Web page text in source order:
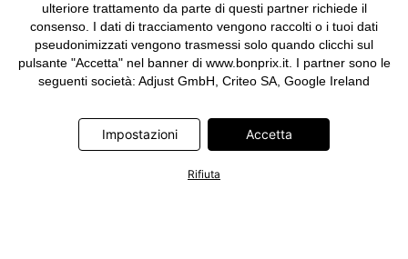
ulteriore trattamento da parte di questi partner richiede il
consenso. I dati di tracciamento vengono raccolti o i tuoi dati
pseudonimizzati vengono trasmessi solo quando clicchi sul
pulsante "Accetta" nel banner di www.bonprix.it. I partner sono le
seguenti società: Adjust GmbH, Criteo SA, Google Ireland
Meta Platforms Ireland Limited, Microsoft Ireland Operations
Limited, Pinterest Europe Limited, RTB-House GmbH, TikTok
Information Technologies UK Limited. Ulteriori informazioni sul
trattamento dei dati da parte di questi partner sono disponibili
Impostazioni Accetta
Rifiuta